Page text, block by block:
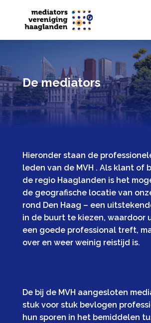
De mediators
Hieronder staan de
leden van de MVH . Als klant of
de regio Haaglanden is het
de geografische locatie van
rond Den Haag – een
in de buurt te kiezen, waardoor
een goede professional treft,
over en weer weinig reistijd is.
De bij de MVH aangesloten
stuk voor stuk bevlogen
hun sporen in het bemiddelen